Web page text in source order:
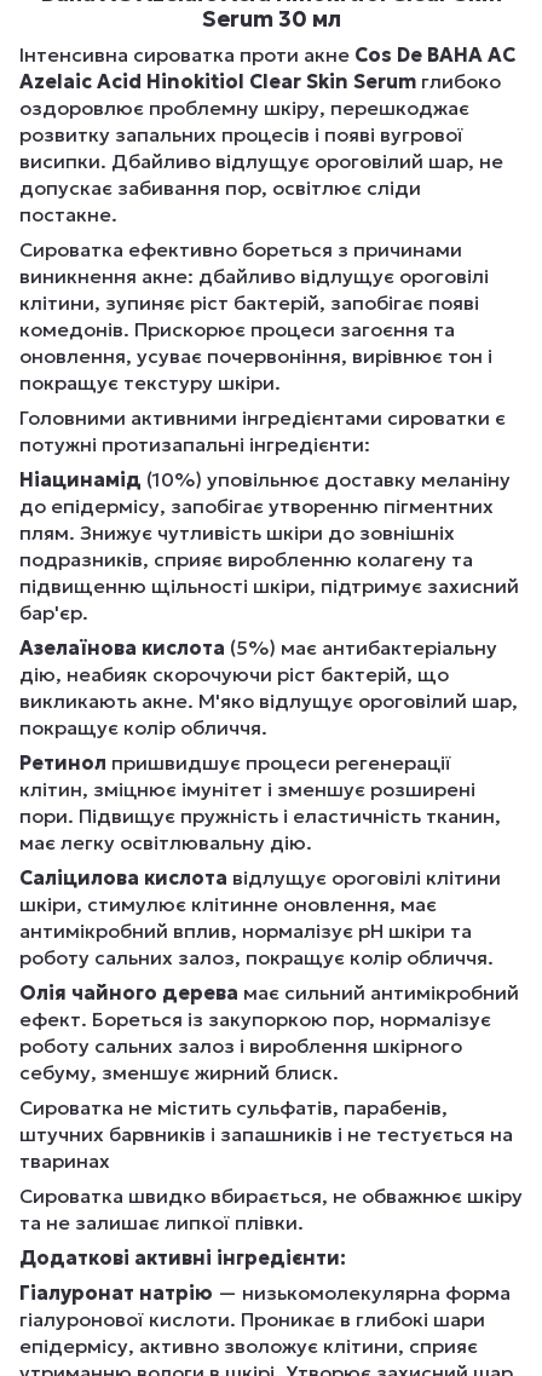
Serum 30 мл
Інтенсивна сироватка проти акне Cos De BAHA AC
Azelaic Acid Hinokitiol Clear Skin Serum глибоко
оздоровлює проблемну шкіру, перешкоджає
розвитку запальних процесів і появі вугрової
висипки. Дбайливо відлущує ороговілий шар, не
допускає забивання пор, освітлює сліди
постакне.
Сироватка ефективно бореться з причинами
виникнення акне: дбайливо відлущує ороговілі
клітини, зупиняє ріст бактерій, запобігає появі
комедонів. Прискорює процеси загоєння та
оновлення, усуває почервоніння, вирівнює тон і
покращує текстуру шкіри.
Головними активними інгредієнтами сироватки є
потужні протизапальні інгредієнти:
Ніацинамід (10%) уповільнює доставку меланіну
до епідермісу, запобігає утворенню пігментних
плям. Знижує чутливість шкіри до зовнішніх
подразників, сприяє виробленню колагену та
підвищенню щільності шкіри, підтримує захисний
бар'єр.
Азелаїнова кислота (5%) має антибактеріальну
дію, неабияк скорочуючи ріст бактерій, що
викликають акне. М'яко відлущує ороговілий шар,
покращує колір обличчя.
Ретинол пришвидшує процеси регенерації
клітин, зміцнює імунітет і зменшує розширені
пори. Підвищує пружність і еластичність тканин,
має легку освітлювальну дію.
Саліцилова кислота відлущує ороговілі клітини
шкіри, стимулює клітинне оновлення, має
антимікробний вплив, нормалізує pH шкіри та
роботу сальних залоз, покращує колір обличчя.
Олія чайного дерева має сильний антимікробний
ефект. Бореться із закупоркою пор, нормалізує
роботу сальних залоз і вироблення шкірного
себуму, зменшує жирний блиск.
Сироватка не містить сульфатів, парабенів,
штучних барвників і запашників і не тестується на
тваринах
Сироватка швидко вбирається, не обважнює шкіру
та не залишає липкої плівки.
Додаткові активні інгредієнти:
Гіалуронат натрію — низькомолекулярна форма
гіалуронової кислоти. Проникає в глибокі шари
епідермісу, активно зволожує клітини, сприяє